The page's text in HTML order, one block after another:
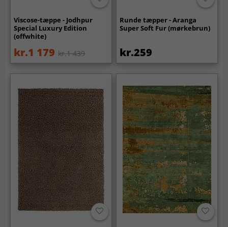
Viscose-tæppe - Jodhpur
Special Luxury Edition
(offwhite)
kr.1 179 kr.1 439
Runde tæpper - Aranga
Super Soft Fur (mørkebrun)
kr.259